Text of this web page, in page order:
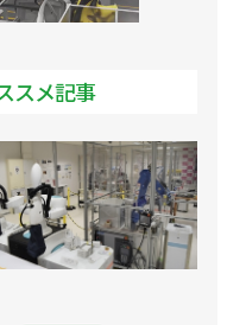
スメ記事